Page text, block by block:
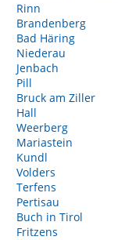
Rinn
Brandenberg
Bad Häring
Niederau
Jenbach
Pill
Bruck am Ziller
Hall
Weerberg
Mariastein
Kundl
Volders
Terfens
Pertisau
Buch in Tirol
Fritzens